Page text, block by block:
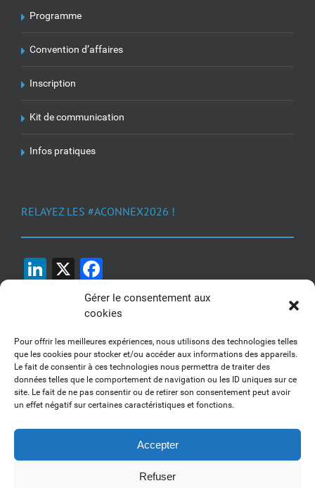
Gérer le consentement aux
cookies
Pour offrir les meilleures expériences, nous utilisons des technologies telles
que les cookies pour stocker et/ou accéder aux informations des appareils.
Le fait de consentir à ces technologies nous permettra de traiter des
données telles que le comportement de navigation ou les ID uniques sur ce
site. Le fait de ne pas consentir ou de retirer son consentement peut avoir
un effet négatif sur certaines caractéristiques et fonctions.
Accepter
Refuser
Programme
Convention d’affaires
Inscription
Kit de communication
Infos pratiques
RELAYEZ LES #ACONNEX2026 !
LinkedIn
X
1, 2, 3... Buzzez !
Découvrez nos kits communication